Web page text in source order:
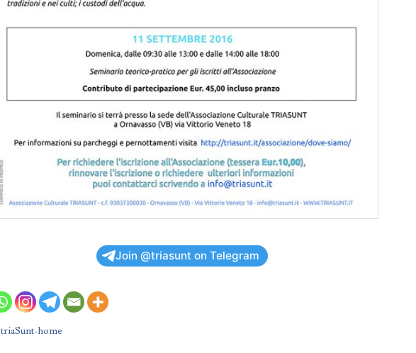
Join @triasunt on Telegram
triaSunt-home